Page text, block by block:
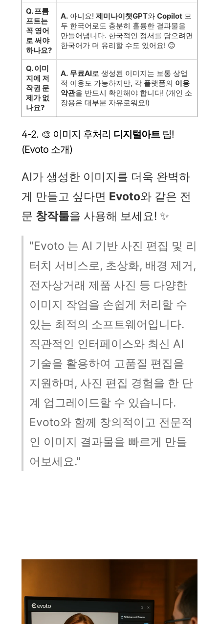
Q. 프롬
프트는
꼭 영어
로 써야
하나요?
A. 아니요! 제미나이챗GPT와 Copilot 모
두 한국어로도 충분히 훌륭한 결과물을
만들어냅니다. 한국적인 정서를 담으려면
한국어가 더 유리할 수도 있어요! 😊
Q. 이미
지에 저
작권 문
제가 없
나요?
A. 무료AI로 생성된 이미지는 보통 상업
적 이용도 가능하지만, 각 플랫폼의 이용
약관을 반드시 확인해야 합니다! (개인 소
장용은 대부분 자유로워요!)
4-2. 🎨 이미지 후처리 디지털아트팁!
(Evoto 소개)
AI가 생성한 이미지를 더욱 완벽하
게 만들고 싶다면 Evoto와 같은 전
문 창작툴을 사용해 보세요! ✨
"Evoto 는 AI 기반 사진 편집 및 리
터치 서비스로, 초상화, 배경 제거,
전자상거래 제품 사진 등 다양한
이미지 작업을 손쉽게 처리할 수
있는 최적의 소프트웨어입니다.
직관적인 인터페이스와 최신 AI
기술을 활용하여 고품질 편집을
지원하며, 사진 편집 경험을 한 단
계 업그레이드할 수 있습니다.
Evoto와 함께 창의적이고 전문적
인 이미지 결과물을 빠르게 만들
어보세요."